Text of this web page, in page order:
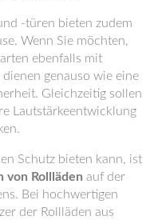
-türen bieten zudem
Wenn Sie möchten,
ebenfalls mit
dienen genauso wie eine
Gleichzeitig sollen
Lautstärkeentwicklung
Schutz bieten kann, ist
von Rollläden auf der
Bei hochwertigen
der Rollläden aus